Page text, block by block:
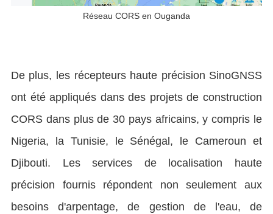
Réseau CORS en Ouganda
De plus, les récepteurs haute précision SinoGNSS
ont été appliqués dans des projets de construction
CORS dans plus de 30 pays africains, y compris le
Nigeria, la Tunisie, le Sénégal, le Cameroun et
Djibouti. Les services de localisation haute
précision fournis répondent non seulement aux
besoins d'arpentage, de gestion de l'eau, de